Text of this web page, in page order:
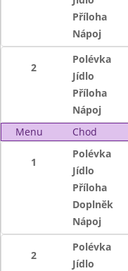
Příloha
Nápoj
2
Polévka
Jídlo
Příloha
Nápoj
Menu
Chod
1
Polévka
Jídlo
Příloha
Doplněk
Nápoj
2
Polévka
Jídlo